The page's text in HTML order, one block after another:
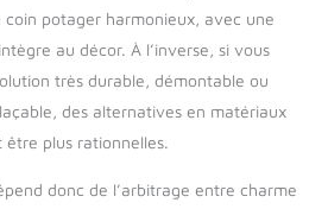
coin potager harmonieux, avec une
au décor. À l’inverse, si vous
très durable, démontable ou
des alternatives en matériaux
être plus rationnelles.
donc de l’arbitrage entre charme